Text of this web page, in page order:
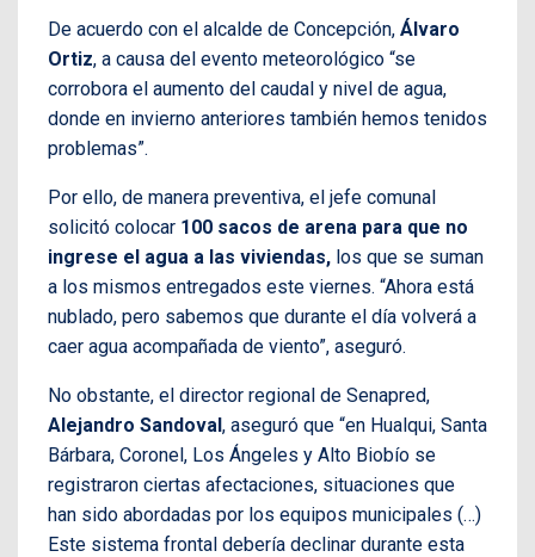
De acuerdo con el alcalde de Concepción, Álvaro
Ortiz, a causa del evento meteorológico “se
corrobora el aumento del caudal y nivel de agua,
donde en invierno anteriores también hemos tenidos
problemas”.
Por ello, de manera preventiva, el jefe comunal
solicitó colocar 100 sacos de arena para que no
ingrese el agua a las viviendas, los que se suman
a los mismos entregados este viernes. “Ahora está
nublado, pero sabemos que durante el día volverá a
caer agua acompañada de viento”, aseguró.
No obstante, el director regional de Senapred,
Alejandro Sandoval, aseguró que “en Hualqui, Santa
Bárbara, Coronel, Los Ángeles y Alto Biobío se
registraron ciertas afectaciones, situaciones que
han sido abordadas por los equipos municipales (…)
Este sistema frontal debería declinar durante esta